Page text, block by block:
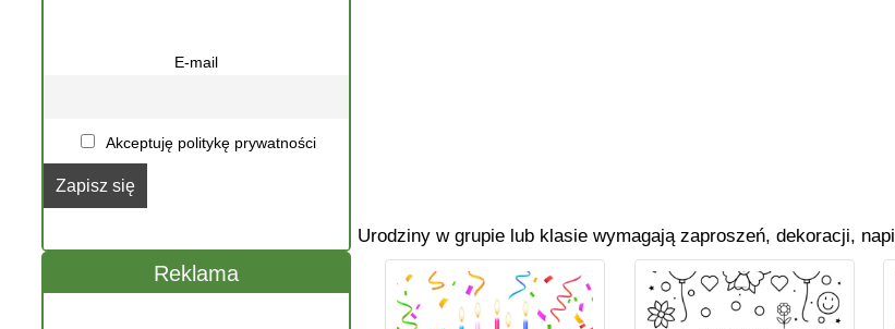
E-mail
Akceptuję politykę prywatności
Reklama
Urodziny w grupie lub klasie wymagają zaproszeń, dekoracji,